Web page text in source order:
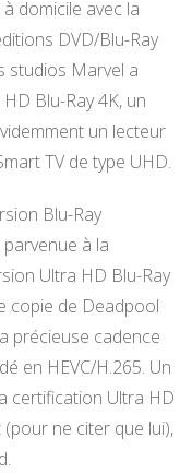
domicile avec la
DVD/Blu-Ray
studios Marvel a
Blu-Ray 4K, un
un lecteur
TV de type UHD.
Blu-Ray
à la
Ultra HD Blu-Ray
copie de Deadpool
précieuse cadence
en HEVC/H.265. Un
certification Ultra HD
ne citer que lui),